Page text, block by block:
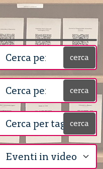
cerca
cerca
cerca